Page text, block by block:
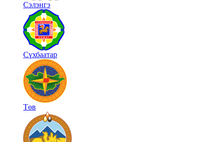
Сэлэнгэ
Сүхбаатар
Төв